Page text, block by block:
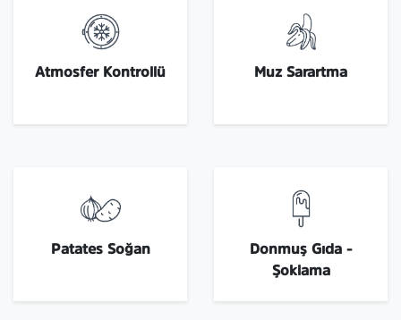
Atmosfer Kontrollü Muz Sarartma
Patates Soğan
Donmuş Gıda -
Şoklama